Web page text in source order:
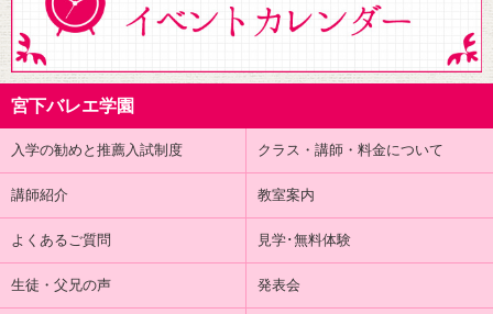
宮下バレエ学園
入学の勧めと推薦入試制度 クラス・講師・料金について
講師紹介 教室案内
よくあるご質問 見学･無料体験
生徒・父兄の声 発表会